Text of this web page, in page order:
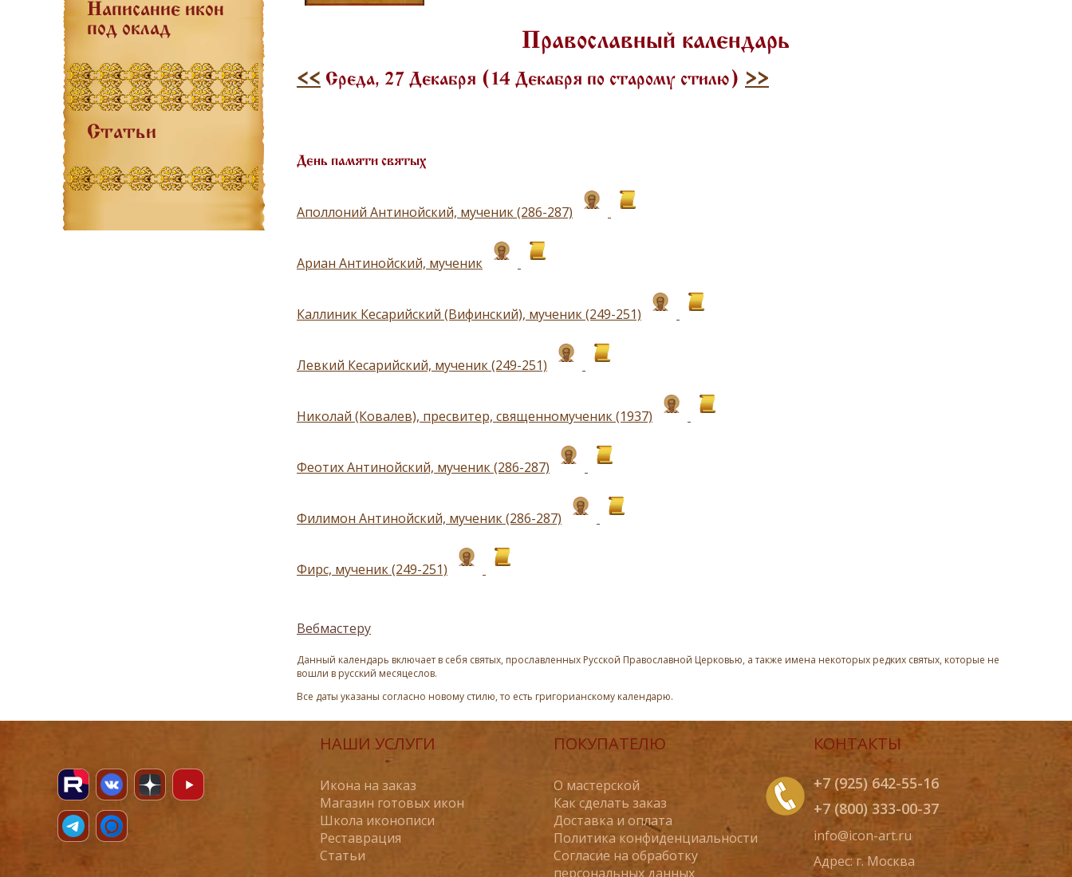
Написание икон
под оклад
Статьи
Православный календарь
<< Среда, 27 Декабря (14 Декабря по старому стилю) >>
День памяти святых
Аполлоний Антинойский, мученик (286-287)
Ариан Антинойский, мученик
Каллиник Кесарийский (Вифинский), мученик (249-251)
Левкий Кесарийский, мученик (249-251)
Николай (Ковалев), пресвитер, священномученик (1937)
Феотих Антинойский, мученик (286-287)
Филимон Антинойский, мученик (286-287)
Фирс, мученик (249-251)
Вебмастеру
Данный календарь включает в себя святых, прославленных Русской Православной Церковью, а также имена некоторых редких святых, которые не
вошли в русский месяцеслов.
Все даты указаны согласно новому стилю, то есть григорианскому календарю.
НАШИ УСЛУГИ
Икона на заказ
Магазин готовых икон
Школа иконописи
Реставрация
Статьи
ПОКУПАТЕЛЮ
О мастерской
Как сделать заказ
Доставка и оплата
Политика конфиденциальности
Согласие на обработку
персональных данных
КОНТАКТЫ
+7 (925) 642-55-16
+7 (800) 333-00-37
info@icon-art.ru
Адрес: г. Москва